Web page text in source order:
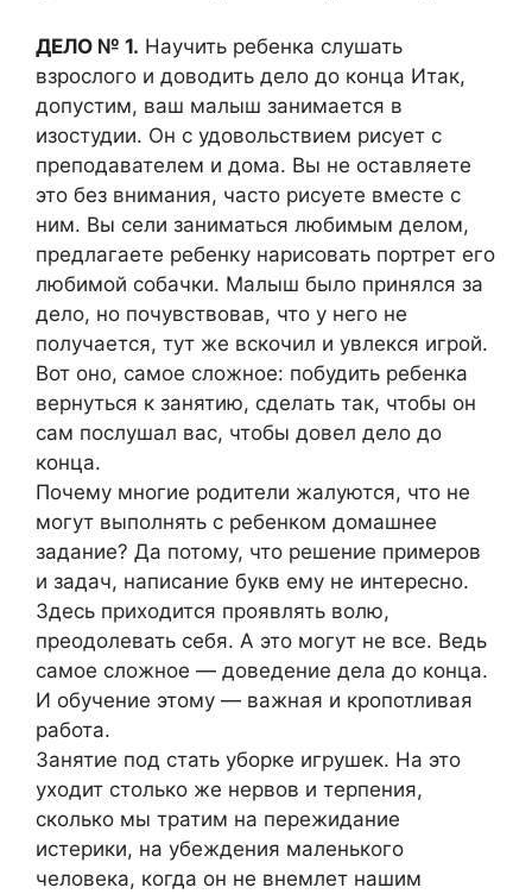
ДЕЛО № 1. Научить ребенка слушать
взрослого и доводить дело до конца Итак,
допустим, ваш малыш занимается в
изостудии. Он с удовольствием рисует с
преподавателем и дома. Вы не оставляете
это без внимания, часто рисуете вместе с
ним. Вы сели заниматься любимым делом,
предлагаете ребенку нарисовать портрет его
любимой собачки. Малыш было принялся за
дело, но почувствовав, что у него не
получается, тут же вскочил и увлекся игрой.
Вот оно, самое сложное: побудить ребенка
вернуться к занятию, сделать так, чтобы он
сам послушал вас, чтобы довел дело до
конца.
Почему многие родители жалуются, что не
могут выполнять с ребенком домашнее
задание? Да потому, что решение примеров
и задач, написание букв ему не интересно.
Здесь приходится проявлять волю,
преодолевать себя. А это могут не все. Ведь
самое сложное — доведение дела до конца.
И обучение этому — важная и кропотливая
работа.
Занятие под стать уборке игрушек. На это
уходит столько же нервов и терпения,
сколько мы тратим на пережидание
истерики, на убеждения маленького
человека, когда он не внемлет нашим